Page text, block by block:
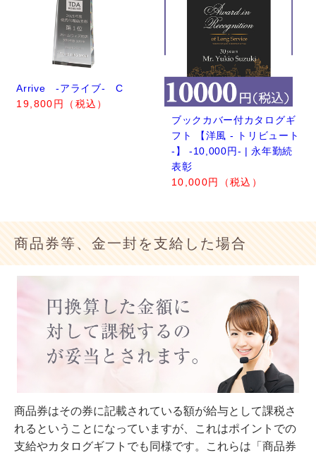
Arrive -アライブ- C
19,800円（税込）
ブックカバー付カタログギ
フト 【洋風 - トリビュート
-】 -10,000円- | 永年勤続
表彰
10,000円（税込）
商品券等、金一封を支給した場合
商品券はその券に記載されている額が給与として課税さ
れるということになっていますが、これはポイントでの
支給やカタログギフトでも同様です。これらは「商品券